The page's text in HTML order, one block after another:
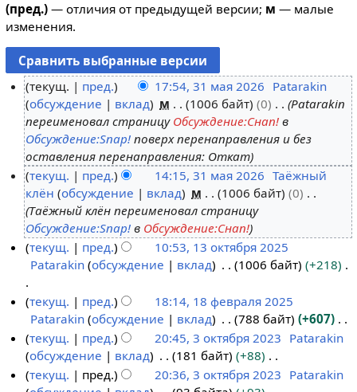
(пред.)— отличия от предыдущей версии; м — малые
изменения.
я
6
текущ. пред. 17:54, 31 мая 2026 Patarakin
обсуждение
вклад м 1006 байт 0
Patarakin
переименовал страницу Обсуждение:Снап! в
Обсуждение:Snap! поверх перенаправления и без
оставления перенаправления: Откат
текущ.
пред. 14:15, 31 мая 2026 Таёжный
клён обсуждение вклад м 1006 байт
0
Таёжный клён переименовал страницу
Обсуждение:Snap! в Обсуждение:Снап!
о
т
б
текущ. пред.
10:53, 13 октября 2025
Patarakin обсуждение вклад 1006 байт +218
Н
е
т
о
п
и
8
е
текущ. пред.
18:14, 18 февраля 2025
Patarakin обсуждение вклад 788 байт
+607
Н
е
т
о
о
текущ. пред. 20:45, 3 октября 2023 Patarakin
обсуждение
вклад 181 байт
+88
Нтекущ. пред. 20:36, 3 октября 2023 Patarakin